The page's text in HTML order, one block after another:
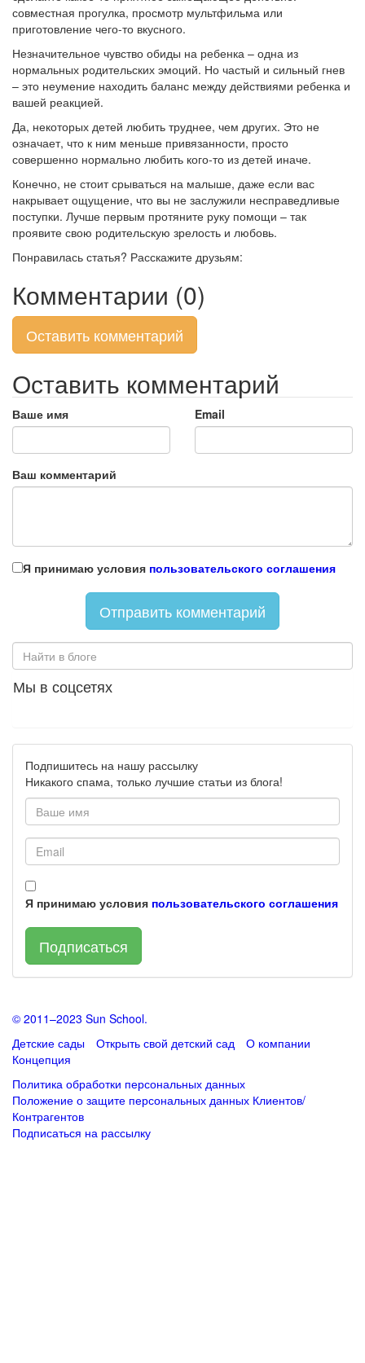
совместная прогулка, просмотр мультфильма или
приготовление чего-то вкусного.
Незначительное чувство обиды на ребенка – одна из
нормальных родительских эмоций. Но частый и сильный гнев
– это неумение находить баланс между действиями ребенка и
вашей реакцией.
Да, некоторых детей любить труднее, чем других. Это не
означает, что к ним меньше привязанности, просто
совершенно нормально любить кого-то из детей иначе.
Конечно, не стоит срываться на малыше, даже если вас
накрывает ощущение, что вы не заслужили несправедливые
поступки. Лучше первым протяните руку помощи – так
проявите свою родительскую зрелость и любовь.
Понравилась статья? Расскажите друзьям:
Комментарии (0)
Оставить комментарий
Оставить комментарий
Ваше имя Email
Ваш комментарий
Я принимаю условия пользовательского соглашения
Мы в соцсетях
Подпишитесь на нашу рассылку
Никакого спама, только лучшие статьи из блога!
Я принимаю условия пользовательского соглашения
Подписаться
© 2011–2023 Sun School.
Детские сады
Открыть свой детский сад
О компании
Концепция
Политика обработки персональных данных
Положение о защите персональных данных Клиентов/
Контрагентов
Подписаться на рассылку